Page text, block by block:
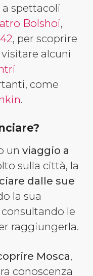
spettacoli
Bolshoi,
, per scoprire
alcuni
come
.
un viaggio a
sulla città, la
dalle sue
la sua
le
raggiungerla.
Mosca,
conoscenza